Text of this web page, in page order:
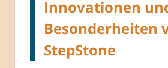
Innovationen
Besonderheiten
StepStone